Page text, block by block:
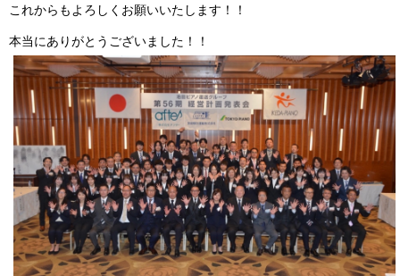
これからもよろしくお願いいたします！！
本当にありがとうございました！！